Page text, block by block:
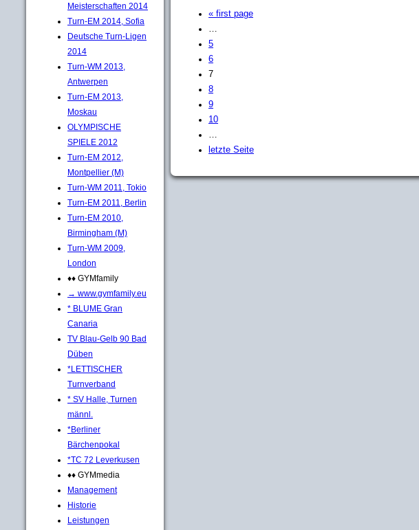
Meisterschaften 2014
Turn-EM 2014, Sofia
Deutsche Turn-Ligen
2014
Turn-WM 2013,
Antwerpen
Turn-EM 2013,
Moskau
OLYMPISCHE
SPIELE 2012
Turn-EM 2012,
Montpellier (M)
Turn-WM 2011, Tokio
Turn-EM 2011, Berlin
Turn-EM 2010,
Birmingham (M)
Turn-WM 2009,
London
♦♦ GYMfamily
→ www.gymfamily.eu
* BLUME Gran
Canaria
TV Blau-Gelb 90 Bad
Düben
*LETTISCHER
Turnverband
* SV Halle, Turnen
männl.
*Berliner
Bärchenpokal
*TC 72 Leverkusen
♦♦ GYMmedia
Management
Historie
Leistungen
« first page
…
5
6
7
8
9
10
…
letzte Seite